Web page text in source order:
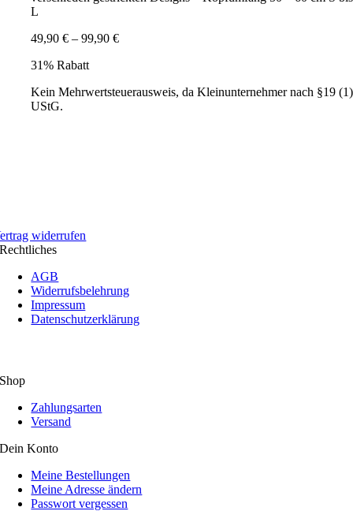
L
49,90€ –99,90€
31% Rabatt
Kein Mehrwertsteuerausweis, da Kleinunternehmer nach §19 (1)
UStG.
widerrufen
Rechtliches
AGB
Widerrufsbelehrung
Impressum
Datenschutzerklärung
Shop
Zahlungsarten
Versand
Dein Konto
Meine Bestellungen
Meine Adresse ändern
Passwort vergessen